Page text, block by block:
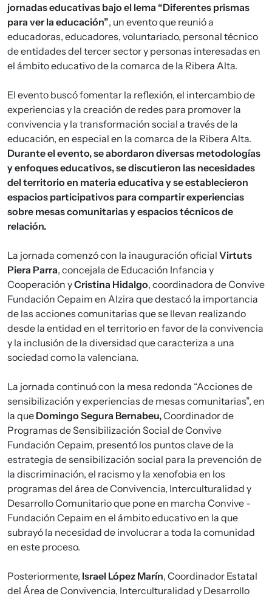
jornadas educativas bajo el lema “Diferentes prismas
para ver la educación”, un evento que reunió a
educadoras, educadores, voluntariado, personal técnico
de entidades del tercer sector y personas interesadas en
el ámbito educativo de la comarca de la Ribera Alta.
El evento buscó fomentar la reflexión, el intercambio de
experiencias y la creación de redes para promover la
convivencia y la transformación social a través de la
educación, en especial en la comarca de la Ribera Alta.
Durante el evento, se abordaron diversas metodologías
y enfoques educativos, se discutieron las necesidades
del territorio en materia educativa y se establecieron
espacios participativos para compartir experiencias
sobre mesas comunitarias y espacios técnicos de
relación.
La jornada comenzó con la inauguración oficial Virtuts
Piera Parra, concejala de Educación Infancia y
Cooperación yCristina Hidalgo, coordinadora de Convive
Fundación Cepaim en Alzira que destacó la importancia
de las acciones comunitarias que se llevan realizando
desde la entidad en el territorio en favor de la convivencia
y la inclusión de la diversidad que caracteriza a una
sociedad como la valenciana.
La jornada continuó con la mesa redonda “Acciones de
sensibilización y experiencias de mesas comunitarias”, en
la que Domingo Segura Bernabeu,Coordinador de
Programas de Sensibilización Social de Convive
Fundación Cepaim, presentó los puntos clave de la
estrategia de sensibilización social para la prevención de
la discriminación, el racismo y la xenofobia en los
programas del área de Convivencia, Interculturalidad y
Desarrollo Comunitario que pone en marcha Convive -
Fundación Cepaim en el ámbito educativo en la que
subrayó la necesidad de involucrar a toda la comunidad
en este proceso.
Posteriormente, Israel López Marín, Coordinador Estatal
del Área de Convivencia, Interculturalidad y Desarrollo